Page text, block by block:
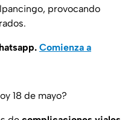
provocando
Comienza a
18 de mayo?